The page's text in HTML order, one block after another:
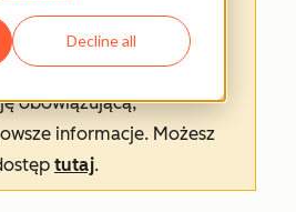
Decline all
W związku z tym,
artykułu powinna być
obowiązującą,
informacje. Możesz
tutaj.